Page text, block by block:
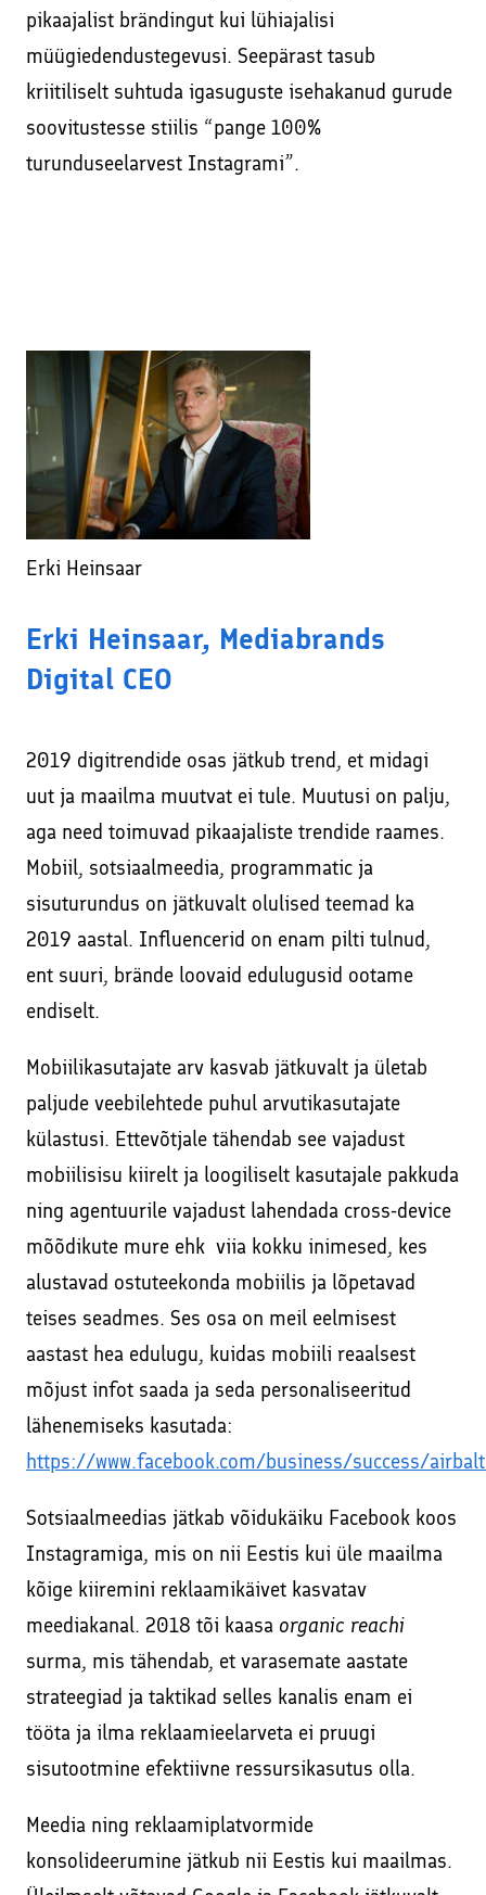
pikaajalist brändingut kui lühiajalisi
müügiedendustegevusi. Seepärast tasub
kriitiliselt suhtuda igasuguste isehakanud gurude
soovitustesse stiilis “pange 100%
turunduseelarvest Instagrami”.
Erki Heinsaar
Erki Heinsaar, Mediabrands
Digital CEO
2019 digitrendide osas jätkub trend, et midagi
uut ja maailma muutvat ei tule. Muutusi on palju,
aga need toimuvad pikaajaliste trendide raames.
Mobiil, sotsiaalmeedia, programmatic ja
sisuturundus on jätkuvalt olulised teemad ka
2019 aastal. Influencerid on enam pilti tulnud,
ent suuri, brände loovaid edulugusid ootame
endiselt.
Mobiilikasutajate arv kasvab jätkuvalt ja ületab
paljude veebilehtede puhul arvutikasutajate
külastusi. Ettevõtjale tähendab see vajadust
mobiilisisu kiirelt ja loogiliselt kasutajale pakkuda
ning agentuurile vajadust lahendada cross-device
mõõdikute mure ehk viia kokku inimesed, kes
alustavad ostuteekonda mobiilis ja lõpetavad
teises seadmes. Ses osa on meil eelmisest
aastast hea edulugu, kuidas mobiili reaalsest
mõjust infot saada ja seda personaliseeritud
lähenemiseks kasutada:
https://www.facebook.com/business/success/
Sotsiaalmeedias jätkab võidukäiku Facebook koos
Instagramiga, mis on nii Eestis kui üle maailma
kõige kiiremini reklaamikäivet kasvatav
meediakanal. 2018 tõi kaasa organic reachi
surma, mis tähendab, et varasemate aastate
strateegiad ja taktikad selles kanalis enam ei
tööta ja ilma reklaamieelarveta ei pruugi
sisutootmine efektiivne ressursikasutus olla.
Meedia ning reklaamiplatvormide
konsolideerumine jätkub nii Eestis kui maailmas.